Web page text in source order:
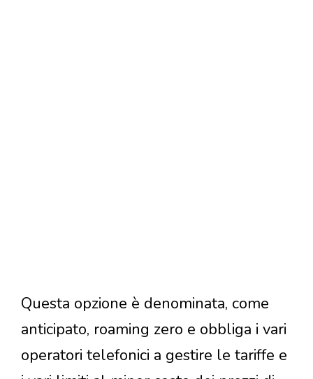
Questa opzione è denominata, come
anticipato, roaming zero e obbliga i vari
operatori telefonici a gestire le tariffe e